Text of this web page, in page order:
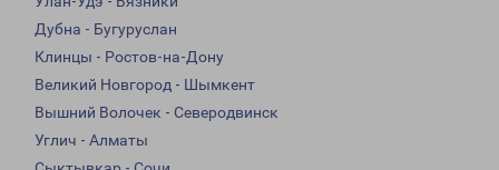
Дубна - Бугуруслан
Клинцы - Ростов-на-Дону
Великий Новгород - Шымкент
Вышний Волочек - Северодвинск
Углич - Алматы